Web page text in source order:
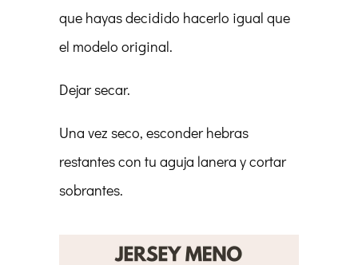
que hayas decidido hacerlo igual que
el modelo original.
Dejar secar.
Una vez seco, esconder hebras
restantes con tu aguja lanera y cortar
sobrantes.